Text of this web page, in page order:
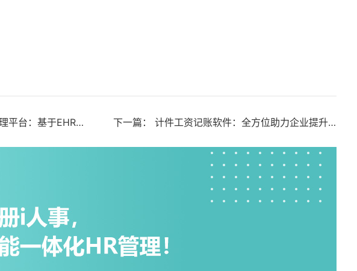
系统的全面升级与优化 下一篇： 计件工资记账软件：全方位助力企业提升效益与管理水平